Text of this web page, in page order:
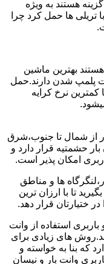
22 تنی بهترین گزینه هستند به ویژه
تریلی ها حمل کرد چرا
بهترین ماشین
پلمپ شدن دارند.حمل
کمترین نرخ کرایه
از شمال تا جنوب،شرق
حشمتیه قرار دارد و
امکان پذیر است.
ها و مناطق
تا با ارزان ترین
ختیارتان قرار دهد.
استفاده از وانت
های زیادی برای
که بنا به خواسته و
وانت بار و نیسان